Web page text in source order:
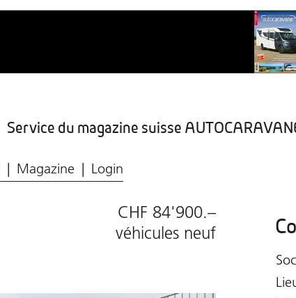
Service du magazine suisse
Magazine Login
CHF 84'900.–
véhicules neuf